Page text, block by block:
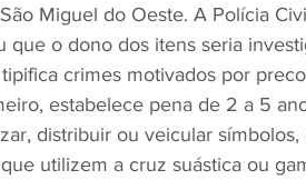
Miguel do Oeste. A Polícia
que o dono dos itens seria
tipifica crimes motivados por
estabelece pena de 2 a 5
distribuir ou veicular
utilizem a cruz suástica ou